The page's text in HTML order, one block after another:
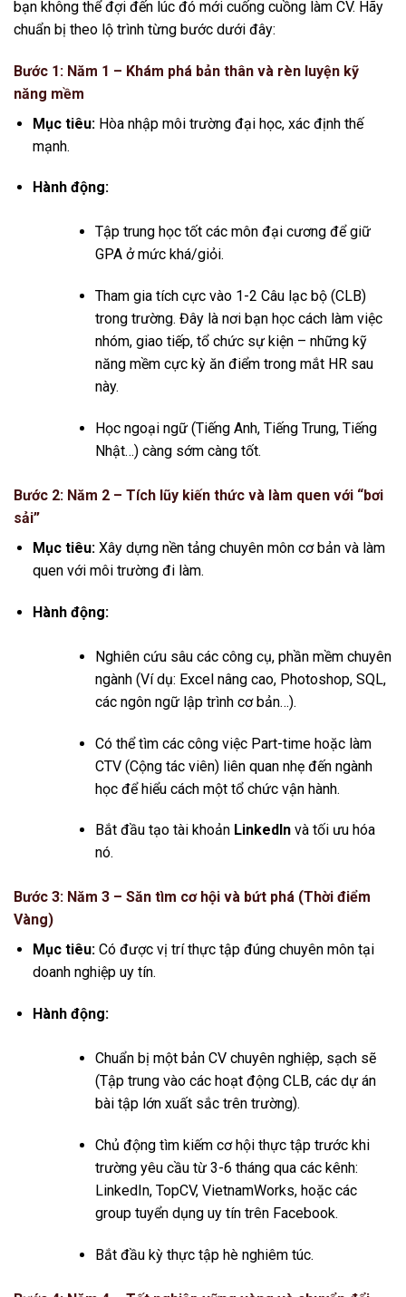
bạn không thể đợi đến lúc đó mới cuống cuồng làm CV. Hãy
chuẩn bị theo lộ trình từng bước dưới đây:
Bước 1: Năm 1 – Khám phá bản thân và rèn luyện kỹ
năng mềm
Mục tiêu:Hòa nhập môi trường đại học, xác định thế
mạnh.
Hành động:
Tập trung học tốt các môn đại cương để giữ
GPA ở mức khá/giỏi.
Tham gia tích cực vào 1-2 Câu lạc bộ (CLB)
trong trường. Đây là nơi bạn học cách làm việc
nhóm, giao tiếp, tổ chức sự kiện – những kỹ
năng mềm cực kỳ ăn điểm trong mắt HR sau
này.
Học ngoại ngữ (Tiếng Anh, Tiếng Trung, Tiếng
Nhật…) càng sớm càng tốt.
Bước 2: Năm 2 – Tích lũy kiến thức và làm quen với “bơi
sải”
Mục tiêu:Xây dựng nền tảng chuyên môn cơ bản và làm
quen với môi trường đi làm.
Hành động:
Nghiên cứu sâu các công cụ, phần mềm chuyên
ngành (Ví dụ: Excel nâng cao, Photoshop, SQL,
các ngôn ngữ lập trình cơ bản…).
Có thể tìm các công việc Part-time hoặc làm
CTV (Cộng tác viên) liên quan nhẹ đến ngành
học để hiểu cách một tổ chức vận hành.
Bắt đầu tạo tài khoản LinkedInvà tối ưu hóa
nó.
Bước 3: Năm 3 – Săn tìm cơ hội và bứt phá (Thời điểm
Vàng)
Mục tiêu:Có được vị trí thực tập đúng chuyên môn tại
doanh nghiệp uy tín.
Hành động:
Chuẩn bị một bản CV chuyên nghiệp, sạch sẽ
(Tập trung vào các hoạt động CLB, các dự án
bài tập lớn xuất sắc trên trường).
Chủ động tìm kiếm cơ hội thực tập trước khi
trường yêu cầu từ 3-6 tháng qua các kênh:
LinkedIn, TopCV, VietnamWorks, hoặc các
group tuyển dụng uy tín trên Facebook.
Bắt đầu kỳ thực tập hè nghiêm túc.